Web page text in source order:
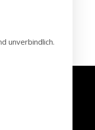
unverbindlich.